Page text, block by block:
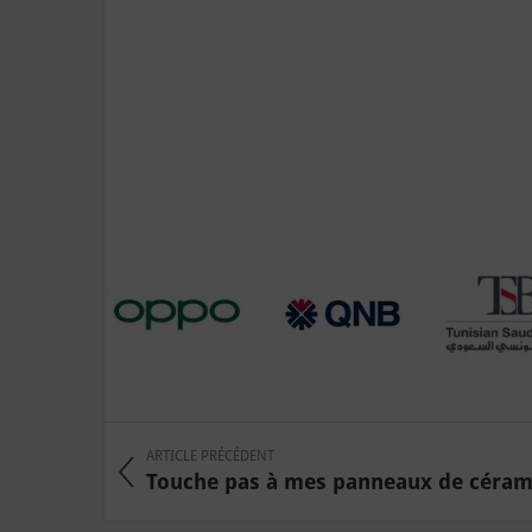
ARTICLE PRÉCÉDENT
Touche pas à mes panneaux de